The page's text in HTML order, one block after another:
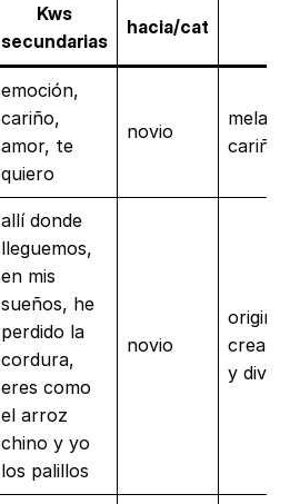
Kws
secundarias
hacia/cat
emoción,
cariño,
amor, te
quiero
novio
allí donde
lleguemos,
en mis
sueños, he
perdido la
cordura,
eres como
el arroz
chino y yo
los palillos
novio
original,
y